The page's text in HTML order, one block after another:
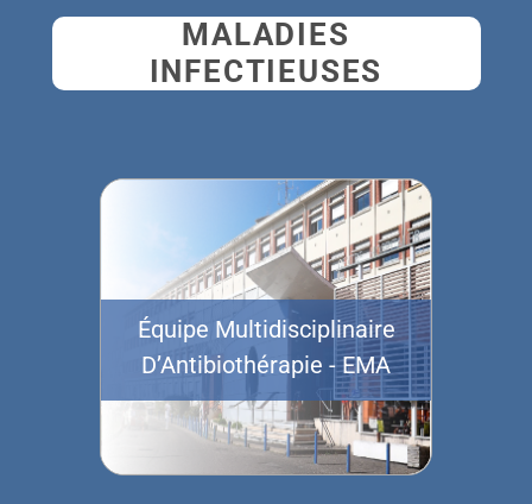
MALADIES
INFECTIEUSES
Équipe Multidisciplinaire
D’Antibiothérapie - EMA